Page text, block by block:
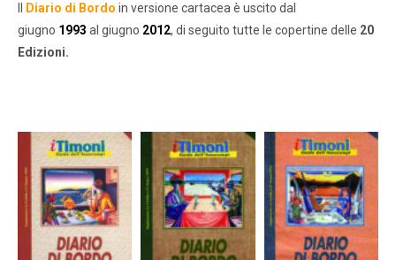
Diario di Bordo in versione cartacea è uscito dal
giugno 1993 al giugno 2012, di seguito tutte le copertine delle 20
Edizioni.